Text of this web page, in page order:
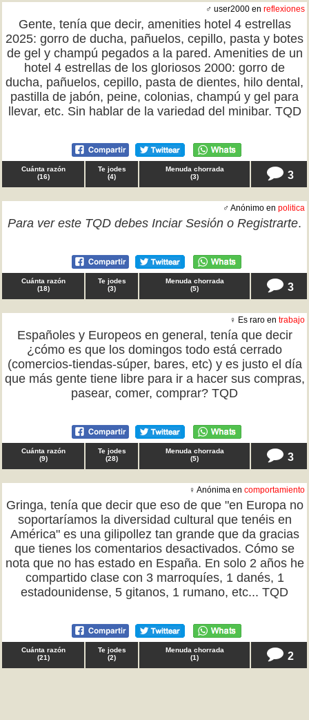
♂ user2000 en reflexiones
Gente, tenía que decir, amenities hotel 4 estrellas
2025: gorro de ducha, pañuelos, cepillo, pasta y botes
de gel y champú pegados a la pared. Amenities de un
hotel 4 estrellas de los gloriosos 2000: gorro de
ducha, pañuelos, cepillo, pasta de dientes, hilo dental,
pastilla de jabón, peine, colonias, champú y gel para
llevar, etc. Sin hablar de la variedad del minibar. TQD
Cuánta razón
(16)
Te jodes
(4)
Menuda chorrada
(3) 3
♂ Anónimo en politica
Para ver este TQD debes Inciar Sesión o Registrarte.
Cuánta razón
(18)
Te jodes
(3)
Menuda chorrada
(5) 3
♀ Es raro en trabajo
Españoles y Europeos en general, tenía que decir
¿cómo es que los domingos todo está cerrado
(comercios-tiendas-súper, bares, etc) y es justo el día
que más gente tiene libre para ir a hacer sus compras,
pasear, comer, comprar? TQD
Cuánta razón
(9)
Te jodes
(28)
Menuda chorrada
(5) 3
♀ Anónima en comportamiento
Gringa, tenía que decir que eso de que "en Europa no
soportaríamos la diversidad cultural que tenéis en
América" es una gilipollez tan grande que da gracias
que tienes los comentarios desactivados. Cómo se
nota que no has estado en España. En solo 2 años he
compartido clase con 3 marroquíes, 1 danés, 1
estadounidense, 5 gitanos, 1 rumano, etc... TQD
Cuánta razón
(21)
Te jodes
(2)
Menuda chorrada
(1) 2